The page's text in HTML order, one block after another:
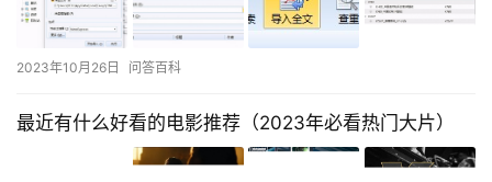
2023年10月26日 问答百科
最近有什么好看的电影推荐（2023年必看热门大片）